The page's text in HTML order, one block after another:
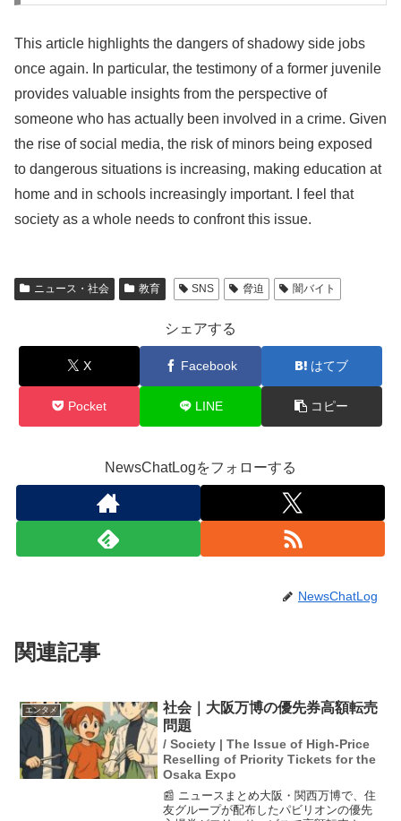
This article highlights the dangers of shadowy side jobs
once again. In particular, the testimony of a former juvenile
provides valuable insights from the perspective of
someone who has actually been involved in a crime. Given
the rise of social media, the risk of minors being exposed
to dangerous situations is increasing, making education at
home and in schools increasingly important. I feel that
society as a whole needs to confront this issue.
ニュース・社会 教育 SNS 脅迫 闇バイト
シェアする
X Facebook はてブ
Pocket LINE コピー
NewsChatLogをフォローする
NewsChatLog
関連記事
エンタメ
社会｜大阪万博の優先券高額転売
問題
/ Society | The Issue of High-Price
Reselling of Priority Tickets for the
Osaka Expo
📰 ニュースまとめ大阪・関西万博で、住
友グループが配布したパビリオンの優先